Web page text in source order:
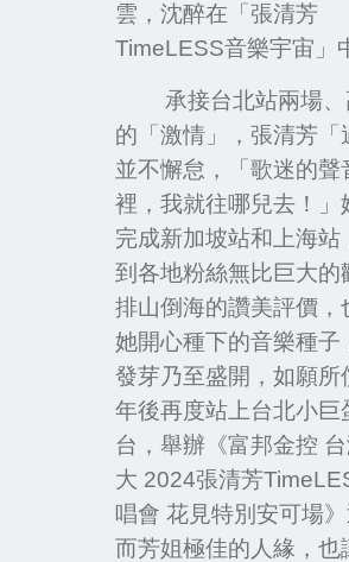
雲，沈醉在「張清芳
TimeLESS音樂宇宙」
承接台北站兩場
的「激情」，張清芳「
並不懈怠，「歌迷的聲
裡，我就往哪兒去！」
完成新加坡站和上海站
到各地粉絲無比巨大的
排山倒海的讚美評價，
她開心種下的音樂種子
發芽乃至盛開，如願所
年後再度站上台北小巨
台，舉辦《富邦金控
大 2024張清芳
唱會 花見特別安可場》
而芳姐極佳的人緣，也